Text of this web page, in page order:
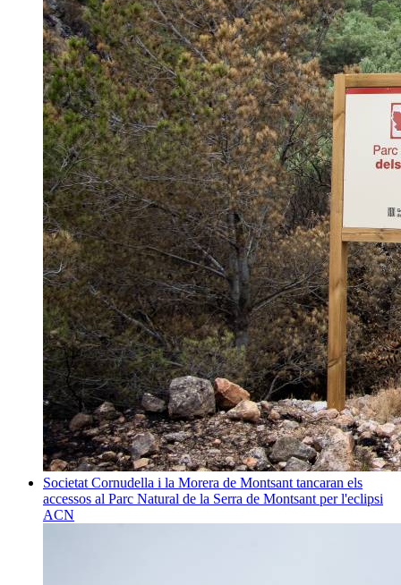
Societat Cornudella i la Morera de Montsant tancaran els
accessos al Parc Natural de la Serra de Montsant per l'eclipsi
ACN